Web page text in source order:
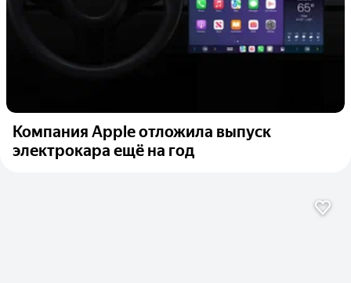
Компания Apple отложила выпуск
электрокара ещё на год